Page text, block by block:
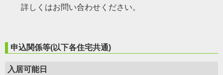
詳しくはお問い合わせください。
申込関係等(以下各住宅共通)
入居可能日